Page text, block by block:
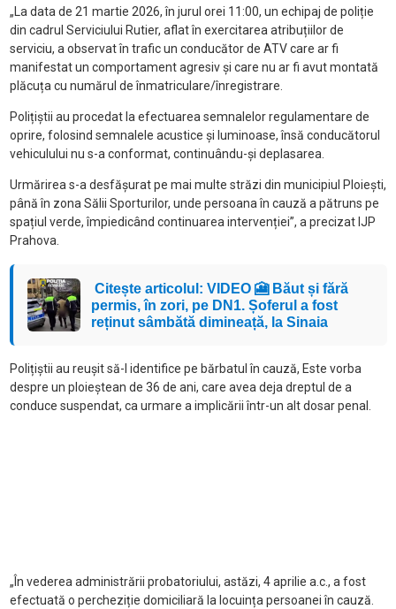
„La data de 21 martie 2026, în jurul orei 11:00, un echipaj de poliție
din cadrul Serviciului Rutier, aflat în exercitarea atribuțiilor de
serviciu, a observat în trafic un conducător de ATV care ar fi
manifestat un comportament agresiv și care nu ar fi avut montată
plăcuța cu numărul de înmatriculare/înregistrare.
Polițiștii au procedat la efectuarea semnalelor regulamentare de
oprire, folosind semnalele acustice și luminoase, însă conducătorul
vehiculului nu s-a conformat, continuându-și deplasarea.
Urmărirea s-a desfășurat pe mai multe străzi din municipiul Ploiești,
până în zona Sălii Sporturilor, unde persoana în cauză a pătruns pe
spațiul verde, împiedicând continuarea intervenției”, a precizat IJP
Prahova.
Citește articolul: VIDEO 🎦 Băut și fără
permis, în zori, pe DN1. Șoferul a fost
reținut sâmbătă dimineață, la Sinaia
Polițiștii au reușit să-l identifice pe bărbatul în cauză, Este vorba
despre un ploieștean de 36 de ani, care avea deja dreptul de a
conduce suspendat, ca urmare a implicării într-un alt dosar penal.
„În vederea administrării probatoriului, astăzi, 4 aprilie a.c., a fost
efectuată o percheziție domiciliară la locuința persoanei în cauză.